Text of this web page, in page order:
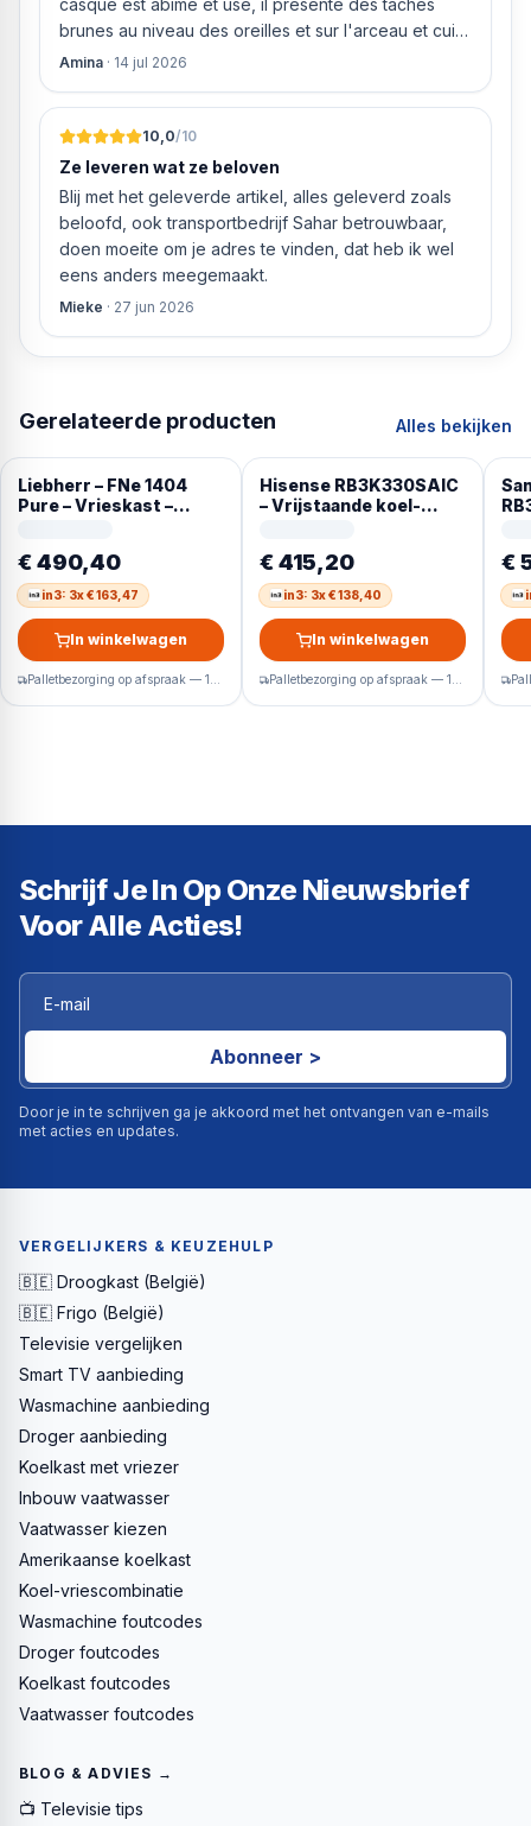
brunes au niveau des oreilles et sur l'arceau et cuir
qui est craquelé ! Les coussins sont eux « dégonflés
Amina · 14 jul 2026
10,0/10
Ze leveren wat ze beloven
Blij met het geleverde artikel, alles geleverd zoals
beloofd, ook transportbedrijf Sahar betrouwbaar,
doen moeite om je adres te vinden, dat heb ik wel
eens anders meegemaakt.
Mieke · 27 jun 2026
Gerelateerde producten Alles bekijken
Liebherr – FNe 1404
Pure – Vrieskast –
€ 490,40
in3: 3x € 163,47
In winkelwagen
Hisense RB3K330SAIC
– Vrijstaande koel-
Energielabel C –
Geluidsniveau 35 dB –
LED Display –
SuperCool – FastFreeze
– Deuralarm –
Kinderslot –
Interverter
Compressor –
€ 415,20
in3: 3x € 138,40
In winkelwagen
€
Schrijf Je In Op Onze Nieuwsbrief
Voor Alle Acties!
Abonneer >
Door je in te schrijven ga je akkoord met het ontvangen van e-mails
met acties en updates.
VERGELIJKERS & KEUZEHULP
🇧🇪 Droogkast (België)
🇧🇪 Frigo (België)
Televisie vergelijken
Smart TV aanbieding
Wasmachine aanbieding
Droger aanbieding
Koelkast met vriezer
Inbouw vaatwasser
Vaatwasser kiezen
Amerikaanse koelkast
Koel-vriescombinatie
Wasmachine foutcodes
Droger foutcodes
Koelkast foutcodes
Vaatwasser foutcodes
BLOG & ADVIES →
📺 Televisie tips